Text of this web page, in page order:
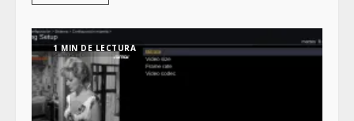
1 MIN DE LECTURA